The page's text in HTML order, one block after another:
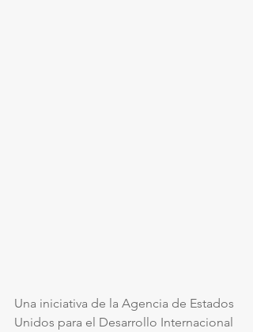
Una iniciativa de la Agencia de Estados
Unidos para el Desarrollo Internacional